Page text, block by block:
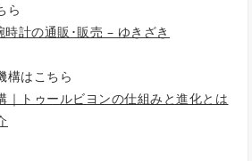
ら
計の通販･販売 – ゆきざき
構はこちら
｜トゥールビヨンの仕組みと進化とは